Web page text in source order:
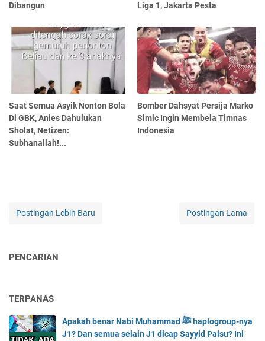
Dibangun
Liga 1, Jakarta Pesta
Saat Semua Asyik Nonton Bola
Di GBK, Anies Dahulukan
Sholat, Netizen:
Subhanallah!...
Bomber Dahsyat Persija Marko
Simic Ingin Membela Timnas
Indonesia
Postingan Lebih Baru Postingan Lama
PENCARIAN
TERPANAS
Apakah benar Nabi Muhammad ﷺ haplogroup-nya
J1? Dan semua selain J1 dicap Sayyid Palsu? Ini